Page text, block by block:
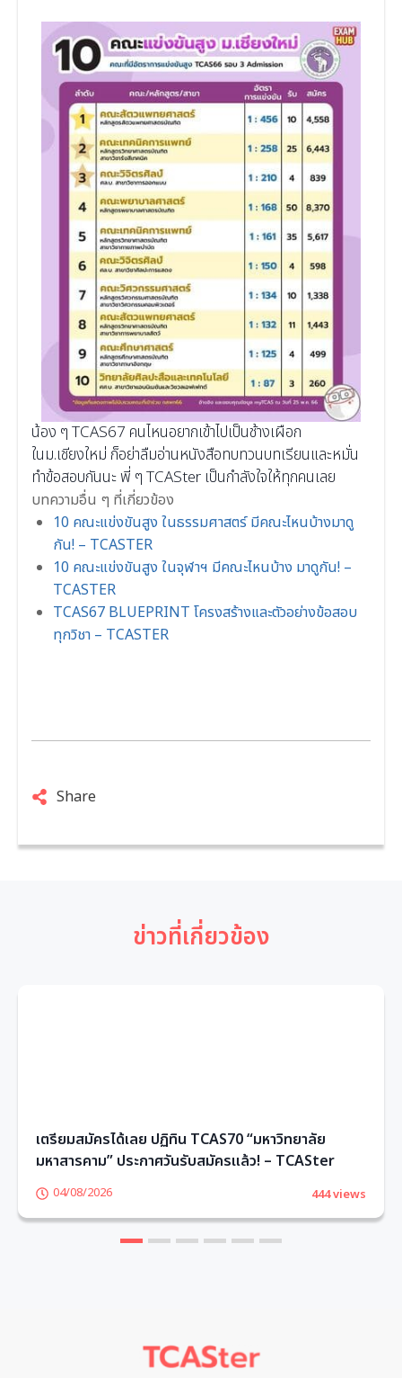
น้อง ๆ TCAS67 คนไหนอยากเข้าไปเป็นช้างเผือก
ในม.เชียงใหม่ ก็อย่าลืมอ่านหนังสือทบทวนบทเรียนและหมั่น
ทำข้อสอบกันนะ พี่ ๆ TCASter เป็นกำลังใจให้ทุกคนเลย
บทความอื่น ๆ ที่เกี่ยวข้อง
10 คณะแข่งขันสูง ในธรรมศาสตร์ มีคณะไหนบ้างมาดู
กัน! – TCASTER
10 คณะแข่งขันสูง ในจุฬาฯ มีคณะไหนบ้าง มาดูกัน! –
TCASTER
TCAS67 BLUEPRINT โครงสร้างและตัวอย่างข้อสอบ
ทุกวิชา – TCASTER
Share
ข่าวที่เกี่ยวข้อง
เตรียมสมัครได้เลย ปฏิทิน TCAS70 “มหาวิทยาลัย
มหาสารคาม” ประกาศวันรับสมัครแล้ว! – TCASter
04/08/2026 444 views
3 4 5 6